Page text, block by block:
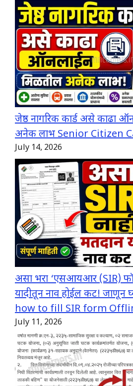
जेष्ठ नागरिक कार्ड असे काढा
अनेक लाभ Senior Citizen
July 14, 2026
असा भरा ‘एसआयआर (SIR)
यादीतून नाव होईल कट! जाणून
how to fill SIR form
July 11, 2026